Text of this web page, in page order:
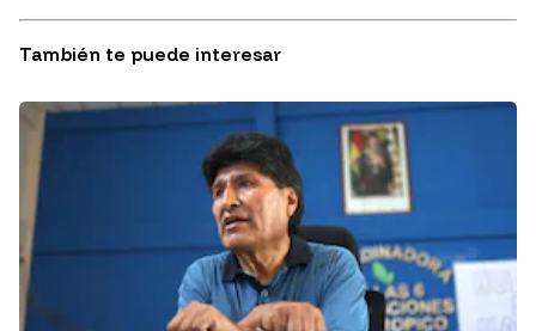
También te puede interesar